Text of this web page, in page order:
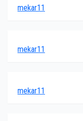
mekar11
mekar11
mekar11